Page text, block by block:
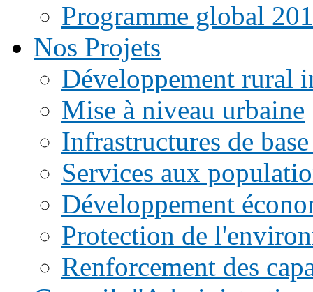
Programme global
Nos Projets
Développement rural
Mise à niveau urbaine
Infrastructures de
Services aux
Développement
Protection de
Renforcement des